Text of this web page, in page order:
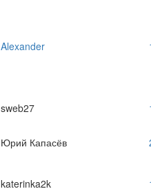
Alexander
sweb27
Юрий Капасёв
katerinka2k